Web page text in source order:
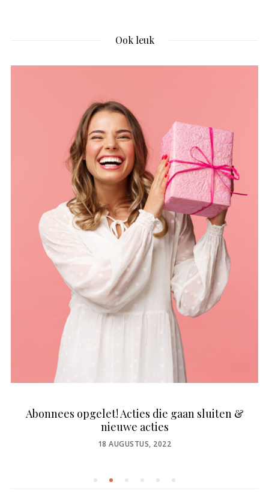
Ook leuk
Abonnees opgelet! Acties die gaan sluiten &
nieuwe acties
POSTED
18 AUGUSTUS, 2022